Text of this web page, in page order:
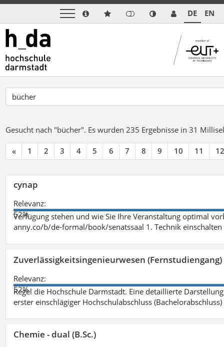
DE EN
Gesucht nach "bücher". Es wurden 235 Ergebnisse in 31
« 1 2 3 4 5 6 7 8 9 10 11 12
cynap
Relevanz:
52%
Verfügung stehen und wie Sie Ihre Veranstaltung optimal
anny.co/b/de-formal/book/senatssaal 1. Technik
Zuverlässigkeitsingenieurwesen (Fernstudiengang)
Relevanz:
52%
Regel die Hochschule Darmstadt. Eine detaillierte
erster einschlägiger Hochschulabschluss
Chemie - dual (B.Sc.)